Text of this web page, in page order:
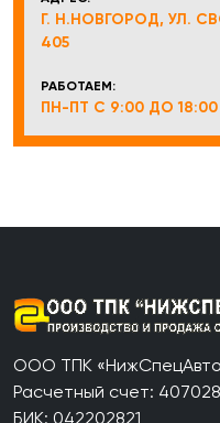
Г. Н.НОВГОРОД, УЛ.
405
РАБОТАЕМ:
ПН-ПТ С 9:00 ДО 18:00
ООО ТПК
Расчетный счет:
БИК: 042202821